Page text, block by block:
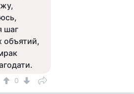
шаг
объятий,
0